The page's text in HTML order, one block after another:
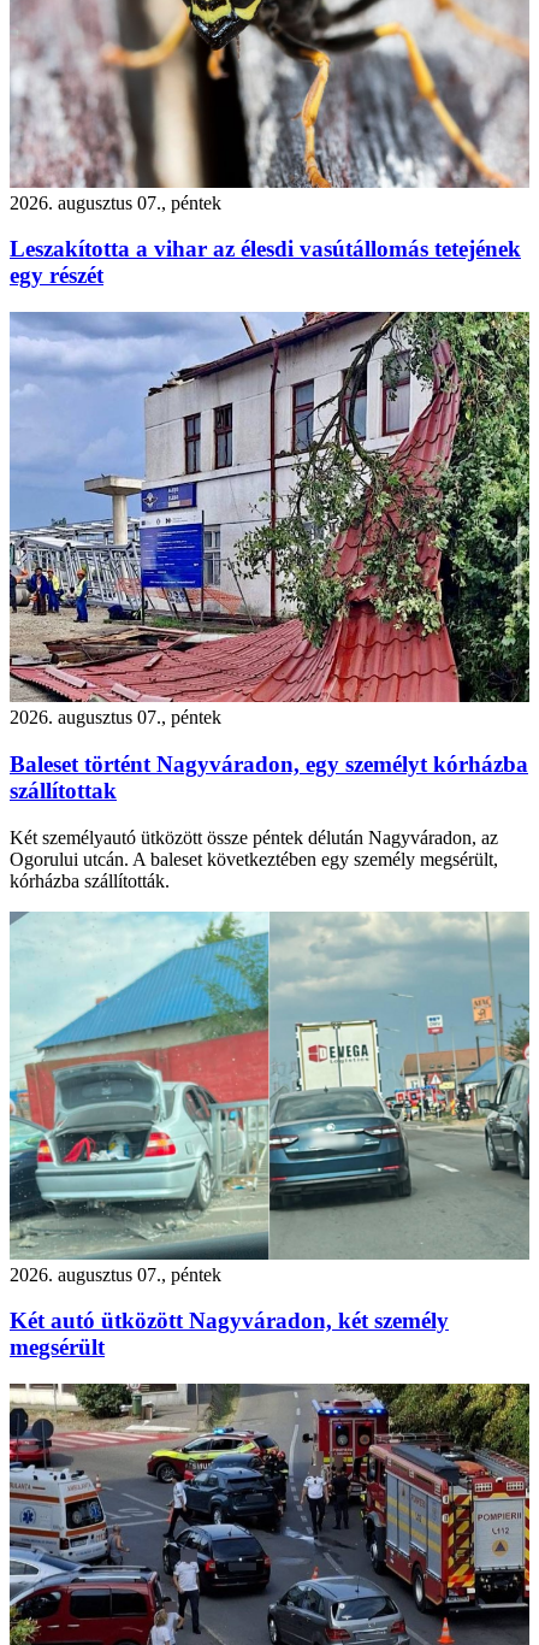
2026. augusztus 07., péntek
Leszakította a vihar az élesdi vasútállomás tetejének
egy részét
2026. augusztus 07., péntek
Baleset történt Nagyváradon, egy személyt kórházba
szállítottak
Két személyautó ütközött össze péntek délután Nagyváradon, az
Ogorului utcán. A baleset következtében egy személy megsérült,
kórházba szállították.
2026. augusztus 07., péntek
Két autó ütközött Nagyváradon, két személy
megsérült